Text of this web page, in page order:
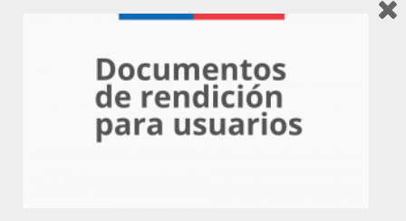
para la región. Un ejemplo es lo que vimos en Máfil a
en la naturaleza que pone de manifiesto el
compromiso por el desarrollo sostenible de actores
públicos y privados, además de las oportunidades
regionales gracias al talento y las características
propias de este territorio. Este humedal depurador de
RILES es una solución innovadora para mitigar los